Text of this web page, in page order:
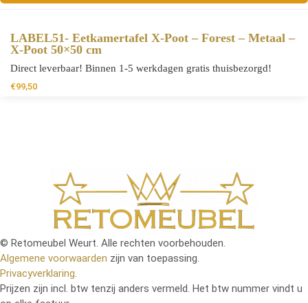
LABEL51- Eetkamertafel X-Poot – Forest – Metaal –
X-Poot 50×50 cm
Direct leverbaar! Binnen 1-5 werkdagen gratis thuisbezorgd!
€99,50
© Retomeubel Weurt. Alle rechten voorbehouden.
Algemene voorwaarden zijn van toepassing.
Privacyverklaring
Prijzen zijn incl. btw tenzij anders vermeld. Het btw nummer vindt u